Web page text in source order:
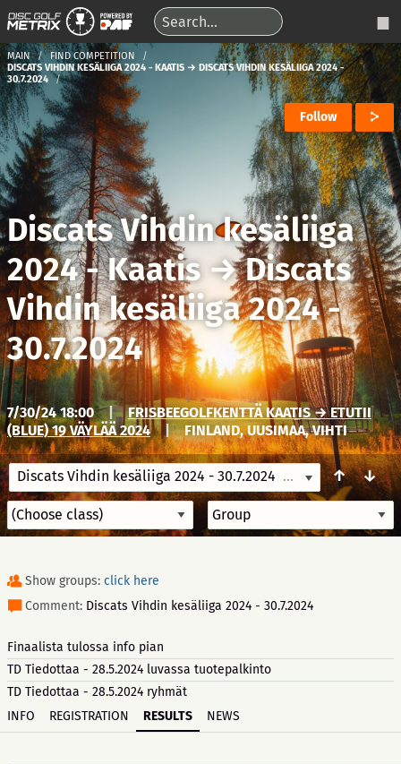
MAIN
FIND COMPETITION
DISCATS VIHDIN KESÄLIIGA 2024 - KAATIS → DISCATS VIHDIN KESÄLIIGA 2024 -
30.7.2024
Follow
Discats Vihdin kesäliiga
2024 - Kaatis→Discats
Vihdin kesäliiga 2024 -
30.7.2024
7/30/24 18:00 |
FRISBEEGOLFKENTTÄ KAATIS → ETUTII
(BLUE) 19 VÄYLÄÄ 2024
| FINLAND, UUSIMAA, VIHTI
Discats Vihdin kesäliiga 2024 - 30.7.2024 ↑ ↓
Show groups: click here
Comment: Discats Vihdin kesäliiga 2024 - 30.7.2024
Finaalista tulossa info pian
TD Tiedottaa - 28.5.2024 luvassa tuotepalkinto
TD Tiedottaa - 28.5.2024 ryhmät
INFO
REGISTRATION RESULTS NEWS